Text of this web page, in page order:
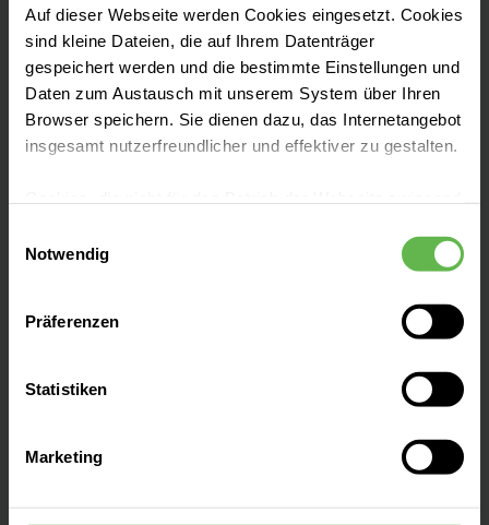
Auf dieser Webseite werden Cookies eingesetzt. Cookies
sind kleine Dateien, die auf Ihrem Datenträger
gespeichert werden und die bestimmte Einstellungen und
Daten zum Austausch mit unserem System über Ihren
Browser speichern. Sie dienen dazu, das Internetangebot
insgesamt nutzerfreundlicher und effektiver zu gestalten.
eingesetzt werden.
Es steht Ihnen frei, unsere Seite mit nur den notwendigen
Cookies zu benutzen, eine individuelle Auswahl
oder durch Auswahl von „Alle Cookies akzeptieren“ in die
widerrufen.
Notwendig
Präferenzen
Statistiken
Marketing
Unser Ziel:die bestmögliche Versorgung
herzkranker Patient:innen und Etablierung
innovativer, schonender
Behandlungsmöglichkeiten.
Leistungen finden